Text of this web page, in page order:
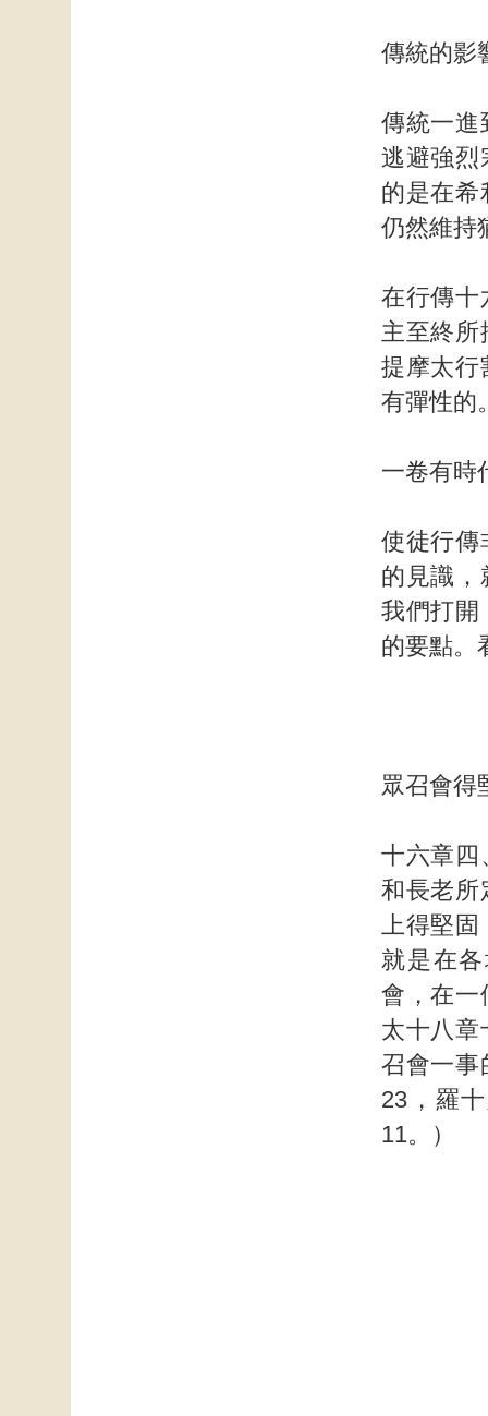
傳統的影
傳統一進
逃避強烈
的是在希
仍然維持
在行傳十
主至終所
提摩太行
有彈性的
一卷有時
使徒行傳
的見識，
我們打開
的要點。
眾召會得
十六章四
和長老所
上得堅固
就是在
會，在一
太十八章
召會一事
23，羅